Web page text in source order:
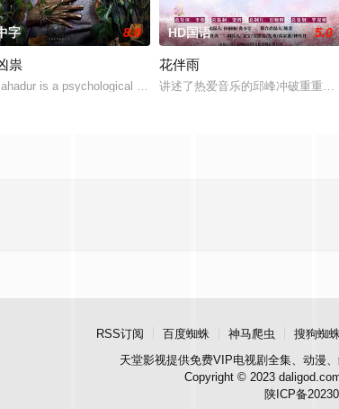
在瑞士的一场颁奖典礼后，被一种突如其来的冲动驱使
字 8.0
祟
is a psychological drama set agai
HD国语 5.0
花伴雨
讲述了热爱音乐的邱峰冲破重重阻
RSS订阅 百度蜘蛛 神马爬虫 搜狗蜘蛛
天堂影视提供免费VIP电视剧全集、动漫
Copyright © 2023
陕ICP备